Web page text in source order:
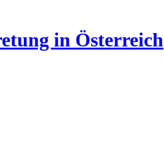
in Österreich